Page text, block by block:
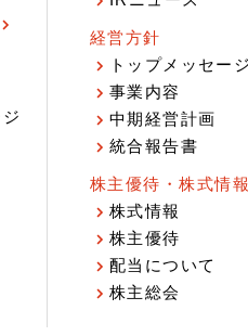
経営方針
トップメッセージ
事業内容
中期経営計画
統合報告書
株主優待・株式情報
株式情報
株主優待
配当について
株主総会